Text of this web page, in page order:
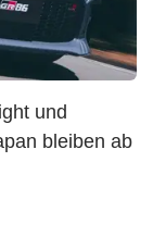
und
bleiben ab